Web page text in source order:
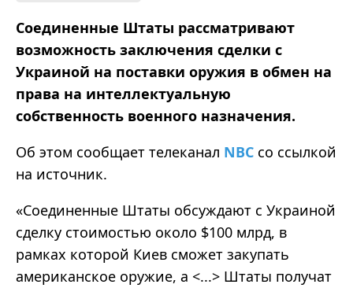
Соединенные Штаты рассматривают
возможность заключения сделки с
Украиной на поставки оружия в обмен на
права на интеллектуальную
собственность военного назначения.
Об этом сообщает телеканал NBC со ссылкой
на источник.
«Соединенные Штаты обсуждают с Украиной
сделку стоимостью около $100 млрд, в
рамках которой Киев сможет закупать
американское оружие, а <...> Штаты получат